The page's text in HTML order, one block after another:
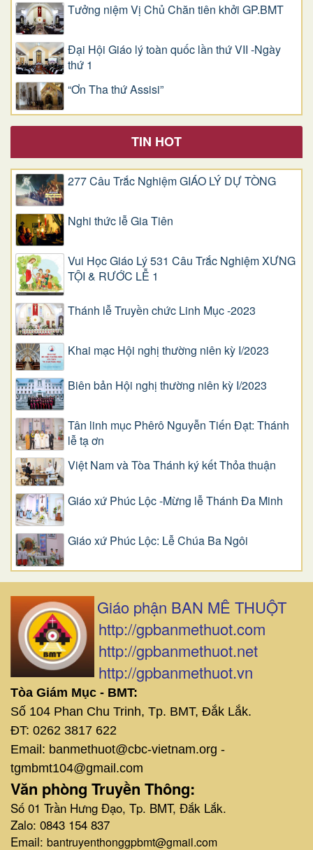
Tưởng niệm Vị Chủ Chăn tiên khởi GP.BMT
Đại Hội Giáo lý toàn quốc lần thứ VII -Ngày
thứ 1
“Ơn Tha thứ Assisi”
TIN HOT
277 Câu Trắc Nghiệm GIÁO LÝ DỰ TÒNG
Nghi thức lễ Gia Tiên
Vui Học Giáo Lý 531 Câu Trắc Nghiệm XƯNG
TỘI & RƯỚC LỄ 1
Thánh lễ Truyền chức Linh Mục -2023
Khai mạc Hội nghị thường niên kỳ I/2023
Biên bản Hội nghị thường niên kỳ I/2023
Tân linh mục Phêrô Nguyễn Tiến Đạt: Thánh
lễ tạ ơn
Việt Nam và Tòa Thánh ký kết Thỏa thuận
Giáo xứ Phúc Lộc -Mừng lễ Thánh Đa Minh
Giáo xứ Phúc Lộc: Lễ Chúa Ba Ngôi
Giáo phận BAN MÊ THUỘT
http://gpbanmethuot.com
http://gpbanmethuot.net
http://gpbanmethuot.vn
Tòa Giám Mục - BMT:
Số 104 Phan Chu Trinh, Tp. BMT, Đắk Lắk.
ĐT: 0262 3817 622
Email: banmethuot@cbc-vietnam.org -
tgmbmt104@gmail.com
Văn phòng Truyền Thông:
Số 01 Trần Hưng Đạo, Tp. BMT, Đắk Lắk.
Zalo: 0843 154 837
Email: bantruyenthonggpbmt@gmail.com